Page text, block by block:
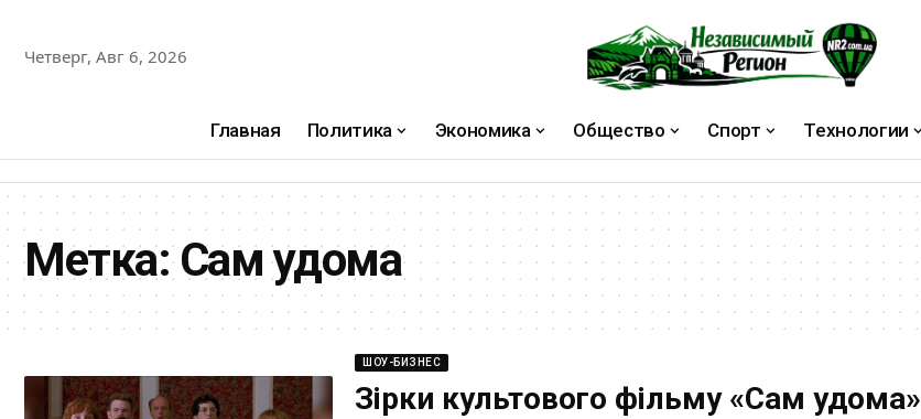
Четверг, Авг 6, 2026
Главная Политика Экономика Общество Спорт Технологии
Метка:Сам удома
ШОУ-БИЗНЕС
Зірки культового фільму «Сам удома»